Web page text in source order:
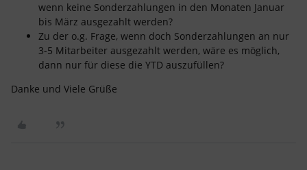
wenn keine Sonderzahlungen in den Monaten Januar
bis März ausgezahlt werden?
Zu der o.g. Frage, wenn doch Sonderzahlungen an nur
3-5 Mitarbeiter ausgezahlt werden, wäre es möglich,
dann nur für diese die YTD auszufüllen?
Danke und Viele Grüße